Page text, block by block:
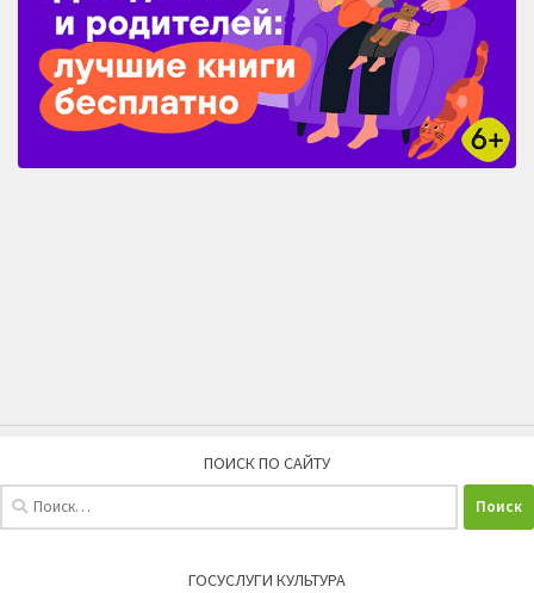
ПОИСК ПО САЙТУ
ГОСУСЛУГИ КУЛЬТУРА